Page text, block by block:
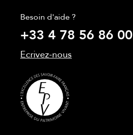
Besoin d'aide ?
+33 4 78 56 86 00
Ecrivez-nous